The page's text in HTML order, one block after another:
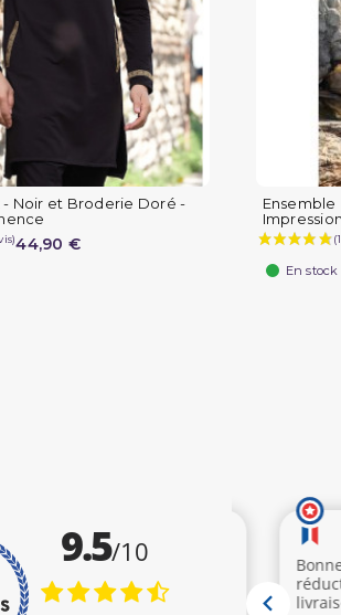
- Noir et Broderie Doré -
44,90 €
Ensemble
En stock